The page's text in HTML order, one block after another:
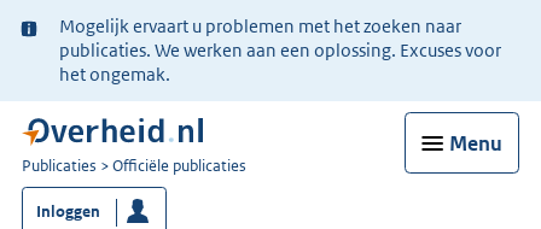
Ter
informatie:
Mogelijk ervaart u problemen met het zoeken naar
publicaties. We werken aan een oplossing. Excuses voor
het ongemak.
Menu
U
bent
nu
Publicaties Officiële publicaties
Inloggen